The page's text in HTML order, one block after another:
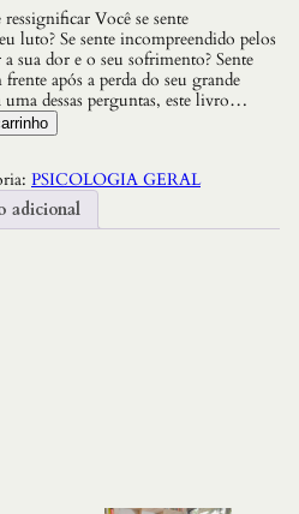
Você se sente
luto? Se sente incompreendido pelos
sua dor e o seu sofrimento? Sente
após a perda do seu grande
uma dessas perguntas, este livro…
PSICOLOGIA GERAL
adicional